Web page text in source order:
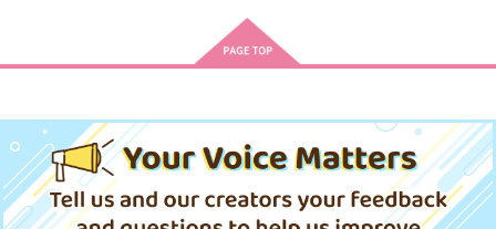
サンプル
作品詳細
S.A.Color
専売 660 （税込）
鬼滅の刃
煉獄杏寿郎×竈門炭治郎
ちんちくりん
専売 1,300円（税込）
煉獄杏寿郎×竈門炭治郎
nmtk
専売 770円（税込）
鬼滅の刃
煉獄杏寿郎×竈門炭治郎